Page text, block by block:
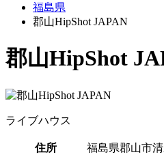
福島県
郡山HipShot JAPAN
郡山HipShot
ライブハウス
住所
福島県郡山市